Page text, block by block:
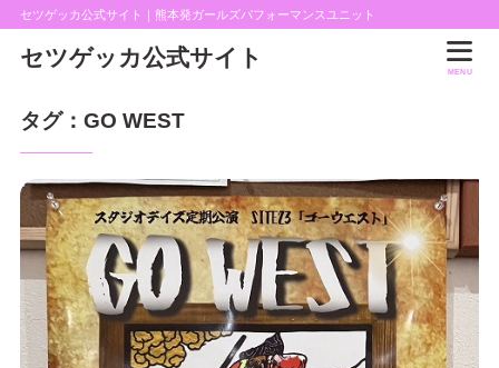
セツゲッカ公式サイト｜熊本発ガールズパフォーマンスユニット
セツゲッカ公式サイト
MENU
タグ：GO WEST